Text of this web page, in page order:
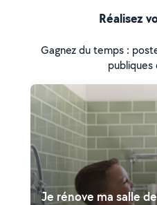
Réalisez
Gagnez du temps :
publiques
Je rénove ma salle